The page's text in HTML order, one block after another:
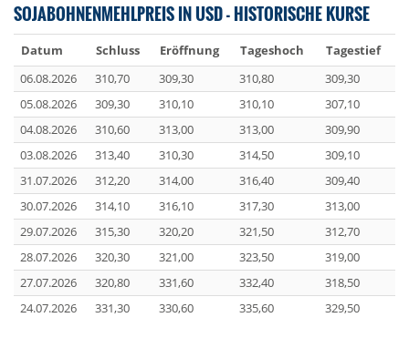
SOJABOHNENMEHLPREIS IN USD - HISTORISCHE KURSE
Datum Schluss Eröffnung Tageshoch
Tagestief
06.08.2026
310,70 309,30 310,80
309,30
05.08.2026
309,30 310,10 310,10
307,10
04.08.2026
310,60 313,00 313,00
309,90
03.08.2026
313,40 310,30 314,50
309,10
31.07.2026
312,20 314,00 316,40
309,40
30.07.2026
314,10 316,10 317,30
313,00
29.07.2026
315,30 320,20 321,50
312,70
28.07.2026
320,30 321,00 323,50
319,00
27.07.2026
320,80 331,60 332,40
318,50
24.07.2026
331,30 330,60 335,60 329,50